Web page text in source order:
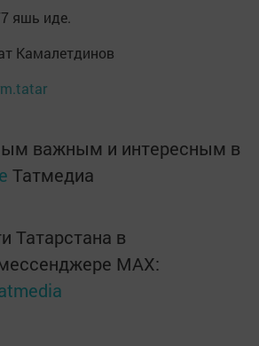
яшь иде.
Камалетдинов
важным и интересным в
Татмедиа
Татарстана в
MАХ: